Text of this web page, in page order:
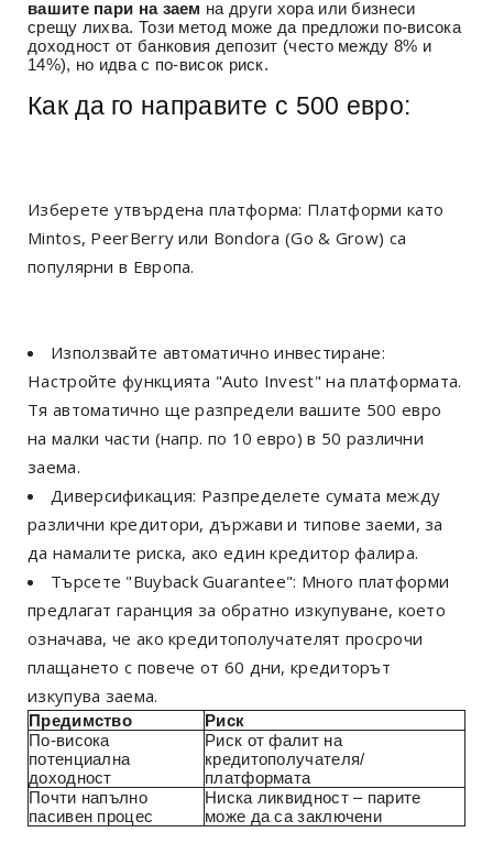
вашите пари на заем на други хора или бизнеси
срещу лихва. Този метод може да предложи по-висока
доходност от банковия депозит (често между 8% и
14%), но идва с по-висок риск.
Как да го направите с 500 евро:
Изберете утвърдена платформа: Платформи като
Mintos, PeerBerry или Bondora (Go & Grow) са
популярни в Европа.
Използвайте автоматично инвестиране:
Настройте функцията "Auto Invest" на платформата.
Тя автоматично ще разпредели вашите 500 евро
на малки части (напр. по 10 евро) в 50 различни
заема.
Диверсификация: Разпределете сумата между
различни кредитори, държави и типове заеми, за
да намалите риска, ако един кредитор фалира.
Търсете "Buyback Guarantee": Много платформи
предлагат гаранция за обратно изкупуване, което
означава, че ако кредитополучателят просрочи
плащането с повече от 60 дни, кредиторът
изкупува заема.
Предимство
Риск
По-висока
потенциална
доходност
Риск от фалит на
кредитополучателя/
платформата
Почти напълно
пасивен процес
Ниска ликвидност – парите
може да са заключени